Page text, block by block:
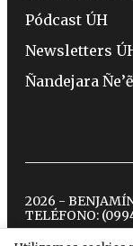
Pódcast ÚH
Newsletters
Ñandejara Ñe’ẽ
2026 -
TELÉFONO: